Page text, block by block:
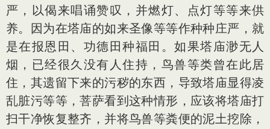
严，以偈来唱诵赞叹，并燃灯、点灯等等来供
养。因为在塔庙的如来圣像等等作种种庄严，就
是在报恩田、功德田种福田。如果塔庙渺无人
烟，已经很久没有人住持，鸟兽等类曾在此居
住，其遗留下来的污秽的东西，导致塔庙显得凌
乱脏污等等，菩萨看到这种情形，应该将塔庙打
扫干净恢复整齐，并将鸟兽等粪便的泥土挖除，